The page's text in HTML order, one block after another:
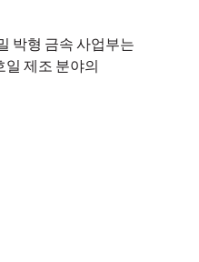
박형 금속 사업부는
일 제조 분야의